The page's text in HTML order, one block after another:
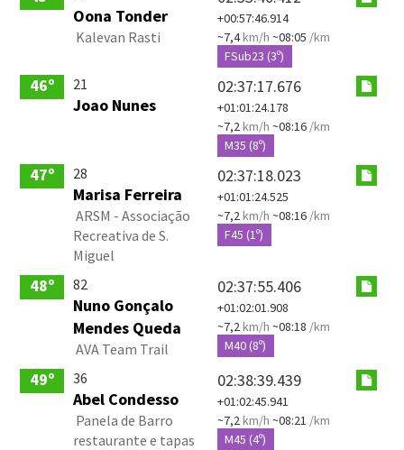
Oona Tonder
Kalevan Rasti
+00:57:46.914
~7,4km/h ~08:05 /km
FSub23 (3º)
46º 21
Joao Nunes
02:37:17.676
+01:01:24.178
~7,2km/h ~08:16 /km
M35 (8º)
47º 28
Marisa Ferreira
ARSM - Associação
Recreativa de S.
Miguel
02:37:18.023
+01:01:24.525
~7,2km/h ~08:16 /km
F45 (1º)
48º 82
Nuno Gonçalo
Mendes Queda
AVA Team Trail
02:37:55.406
+01:02:01.908
~7,2km/h ~08:18 /km
M40 (8º)
49º 36
Abel Condesso
Panela de Barro
restaurante e tapas
02:38:39.439
+01:02:45.941
~7,2km/h ~08:21 /km
M45 (4º)